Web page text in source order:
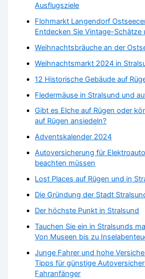
Ausflugsziele
Flohmarkt Langendorf
Entdecken Sie Vintage-Schätze
Weihnachtsbräuche an der
Weihnachtsmarkt 2024 in
12 Historische Gebäude auf
Fledermäuse in Stralsund und
Gibt es Elche auf Rügen oder
auf Rügen ansiedeln?
Adventskalender 2024
Autoversicherung für
beachten müssen
Lost Places auf Rügen und in
Die Gründung der Stadt
Der höchste Punkt in Stralsund
Tauchen Sie ein in Stralsunds
Von Museen bis zu
Junge Fahrer und hohe
Tipps für günstige
Fahranfänger